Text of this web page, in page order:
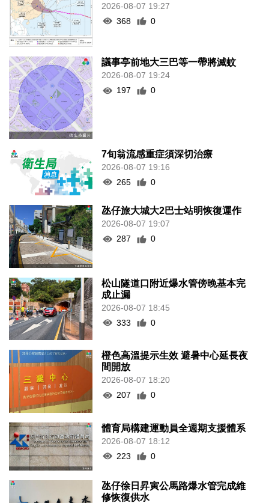
2026-08-07 19:27
368
0
議事亭前地大三巴等一帶將滅蚊
2026-08-07 19:24
197
0
7旬翁流感重症須深切治療
2026-08-07 19:16
265
0
氹仔旅大城大2巴士站明恢復運作
2026-08-07 19:07
287
0
松山隧道口附近爆水管傍晚基本完
成止漏
2026-08-07 18:45
333
0
橙色高溫提示生效 避暑中心延長夜
間開放
2026-08-07 18:20
207
0
體育局構建運動員全週期支援體系
2026-08-07 18:12
223
0
氹仔徐日昇寅公馬路爆水管完成維
修恢復供水